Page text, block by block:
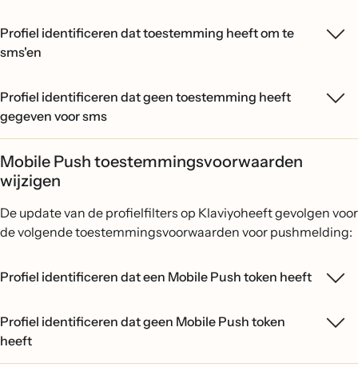
Profiel identificeren dat toestemming heeft om te
sms'en
Profiel identificeren dat geen toestemming heeft
gegeven voor sms
Mobile Push toestemmingsvoorwaarden
wijzigen
De update van de profielfilters op Klaviyoheeft gevolgen voor
de volgende toestemmingsvoorwaarden voor pushmelding:
Profiel identificeren dat een Mobile Push token heeft
Profiel identificeren dat geen Mobile Push token
heeft